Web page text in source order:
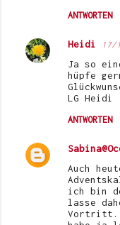
ANTWORTEN
Heidi 17/
Ja so
hüpfe
LG Heidi
ANTWORTEN
Auch
ich bin
lasse
Vortritt.